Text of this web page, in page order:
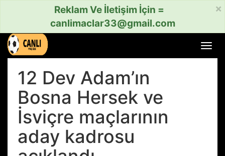
×
Reklam Ve İletişim İçin =
canlimaclar33@gmail.com
aç
12 Dev Adam’ın
Bosna Hersek ve
İsviçre maçlarının
aday kadrosu